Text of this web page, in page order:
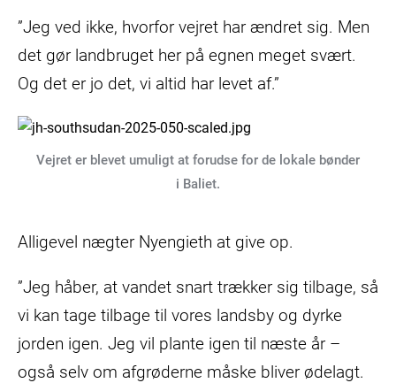
”Jeg ved ikke, hvorfor vejret har ændret sig. Men
det gør landbruget her på egnen meget svært.
Og det er jo det, vi altid har levet af.”
Vejret er blevet umuligt at forudse for de lokale bønder
i Baliet.
Alligevel nægter Nyengieth at give op.
”Jeg håber, at vandet snart trækker sig tilbage, så
vi kan tage tilbage til vores landsby og dyrke
jorden igen. Jeg vil plante igen til næste år –
også selv om afgrøderne måske bliver ødelagt.